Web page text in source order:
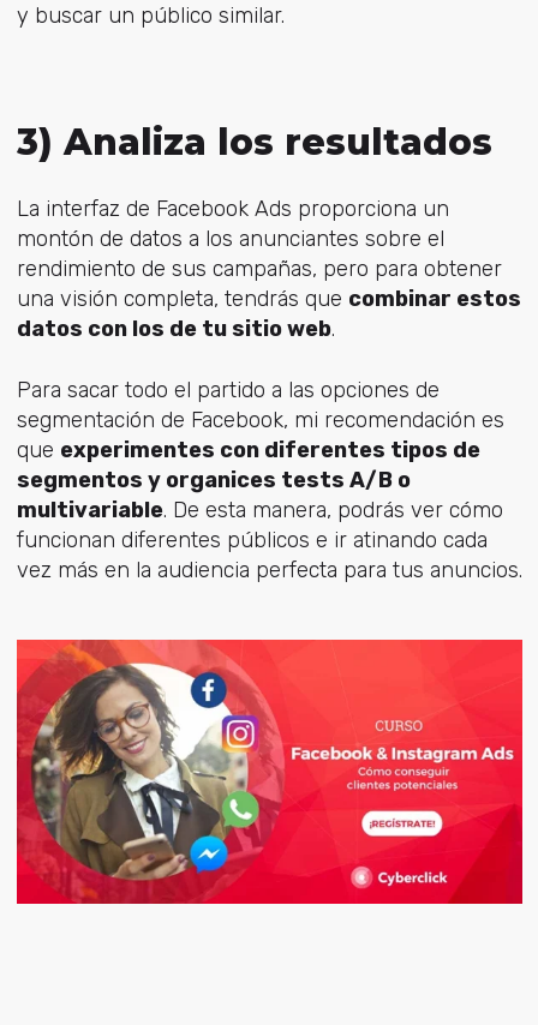
y buscar un público similar.
3) Analiza los resultados
La interfaz de Facebook Ads proporciona un
montón de datos a los anunciantes sobre el
rendimiento de sus campañas, pero para obtener
una visión completa, tendrás que combinar estos
datos con los de tu sitio web.
Para sacar todo el partido a las opciones de
segmentación de Facebook, mi recomendación es
que experimentes con diferentes tipos de
segmentos y organices tests A/B o
multivariable. De esta manera, podrás ver cómo
funcionan diferentes públicos e ir atinando cada
vez más en la audiencia perfecta para tus anuncios.